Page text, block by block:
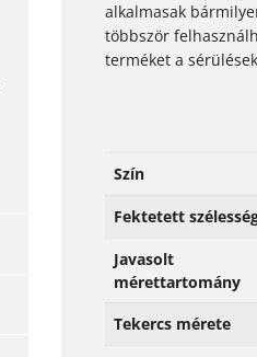
alkalmasak
többször
terméket a
Szín
Fektetett
Javasolt
mérettartomány
Tekercs mérete